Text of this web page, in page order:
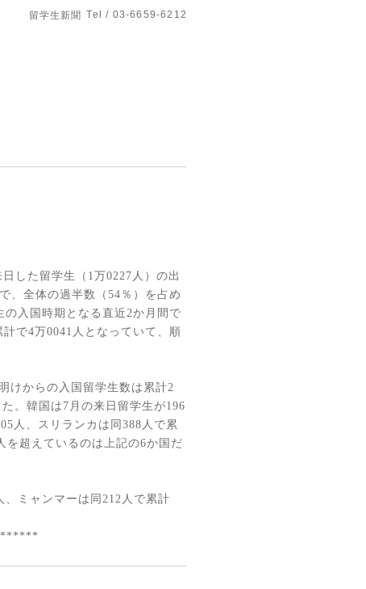
留学生新聞 Tel / 03-6659-6212
した留学生（ 1万0227 人）の出
、全体の過半数（ 54 ％）を占め
の入国時期となる直近2か月間で
計で4万0041 人となっていて、順
けからの入国留学生数は累計2
。韓国は7 月の来日留学生が196
人、スリランカは同 388 人で累
を超えているのは上記の6か国だ
、ミャンマーは同 212 人で累計